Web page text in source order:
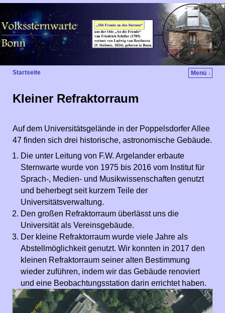
Startseite Menü ↓
Kleiner Refraktorraum
Auf dem Universitätsgelände in der Poppelsdorfer Allee
47 finden sich drei historische, astronomische Gebäude.
Die unter Leitung von F.W. Argelander erbaute
Sternwarte wurde von 1975 bis 2016 vom Institut für
Sprach-, Medien- und Musikwissenschaften genutzt
und beherbegt seit kurzem Teile der
Universitätsverwaltung.
Den großen Refraktorraum überlässt uns die
Universität als Vereinsgebäude.
Der kleine Refraktorraum wurde viele Jahre als
Abstellmöglichkeit genutzt. Wir konnten in 2017 den
kleinen Refraktorraum seiner alten Bestimmung
wieder zuführen, indem wir das Gebäude renoviert
und eine Beobachtungsstation darin errichtet haben.